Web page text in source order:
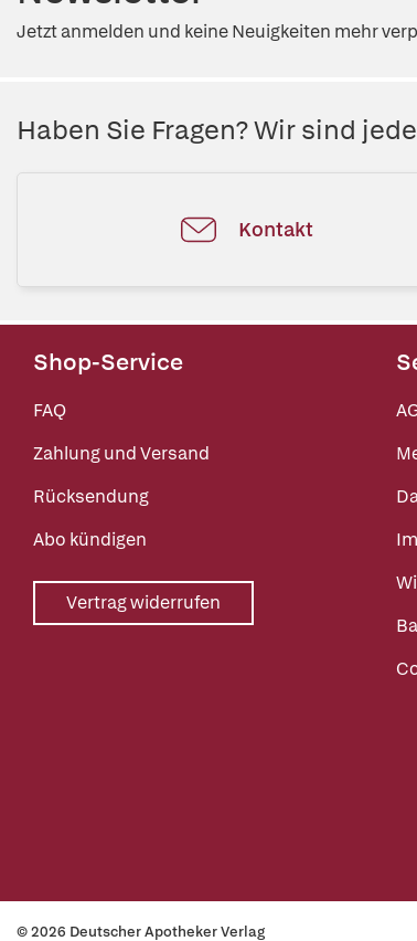
Jetzt anmelden und keine Neuigkeiten mehr
Haben Sie Fragen? Wir sind
Kontakt
Shop-Service
FAQ
Zahlung und Versand
Rücksendung
Abo kündigen
Vertrag widerrufen
© 2026 Deutscher Apotheker Verlag